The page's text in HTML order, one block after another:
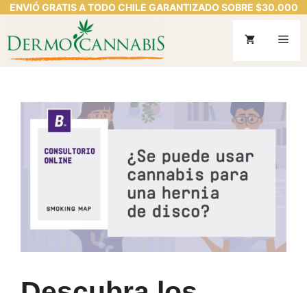
ENVIÓ GRATIS A TODO CHILE GARANTIZADO SOBRE $30.000
al
contenido